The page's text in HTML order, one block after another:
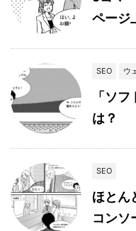
ページ
SEO ウ
「ソ
は？
SEO
ほとん
コンソ